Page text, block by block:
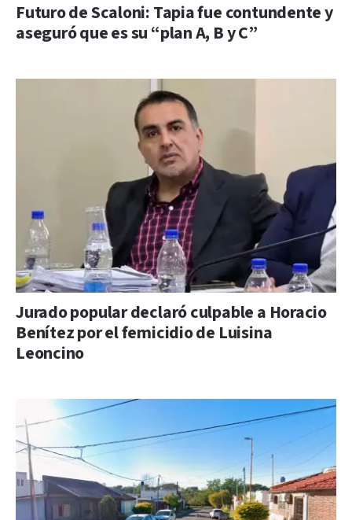
Futuro de Scaloni: Tapia fue contundente y
aseguró que es su “plan A, B y C”
Jurado popular declaró culpable a Horacio
Benítez por el femicidio de Luisina
Leoncino